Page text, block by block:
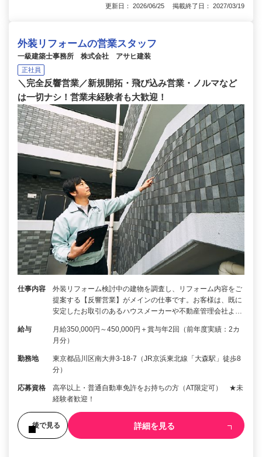
更新日： 2026/06/25 掲載終了日： 2027/03/19
外装リフォームの営業スタッフ
一級建築士事務所 株式会社 アサヒ建装
正社員
＼完全反響営業／新規開拓・飛び込み営業・ノルマなど
は一切ナシ！営業未経験者も大歓迎！
仕事内容
外装リフォーム検討中の建物を調査し、リフォーム内容をご
提案する【反響営業】がメインの仕事です。お客様は、既に
安定したお取引のあるハウスメーカーや不動産管理会社よ…
給与
月給350,000円～450,000円＋賞与年2回（前年度実績：2カ
月分）
勤務地
東京都品川区南大井3-18-7（JR京浜東北線「大森駅」徒歩8
分）
応募資格
高卒以上・普通自動車免許をお持ちの方（AT限定可） ★未
経験者歓迎！
後で見る 詳細を見る